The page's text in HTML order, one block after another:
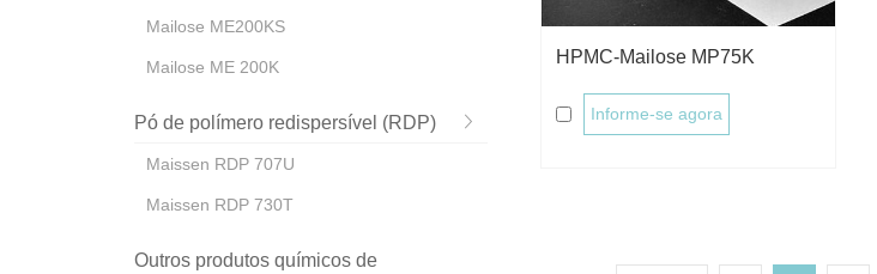
HPMC-Mailose MP75K
Informe-se agora
Mailose ME200KS
Mailose ME 200K
Pó de polímero redispersível (RDP)
Maissen RDP 707U
Maissen RDP 730T
Outros produtos químicos de